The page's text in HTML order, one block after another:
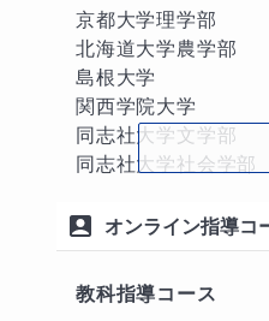
私にお任せいただけ
を見据えた難関大学
🐈中高一貫校の「中
中高一貫校の数学は
ードの加速について
特に多いのは、
・分数や計算などの
・ICT教材中心の学
京都大学理学部
北海道大学農学部
島根大学
関西学院大学
同志社大学文学部
同志社大学社会学部
同志社大学経済学部
同志社大学商学部
同志社大学政策学部
同志社大学文化情報
オンライン指導コ
教科指導コース